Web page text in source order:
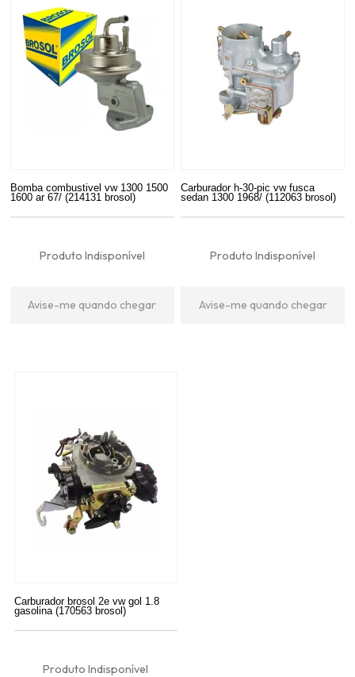
Bomba combustivel vw 1300 1500
1600 ar 67/ (214131 brosol)
Produto Indisponível
Avise-me quando chegar
Carburador h-30-pic vw fusca
sedan 1300 1968/ (112063 brosol)
Produto Indisponível
Avise-me quando chegar
Carburador brosol 2e vw gol 1.8
gasolina (170563 brosol)
Produto Indisponível